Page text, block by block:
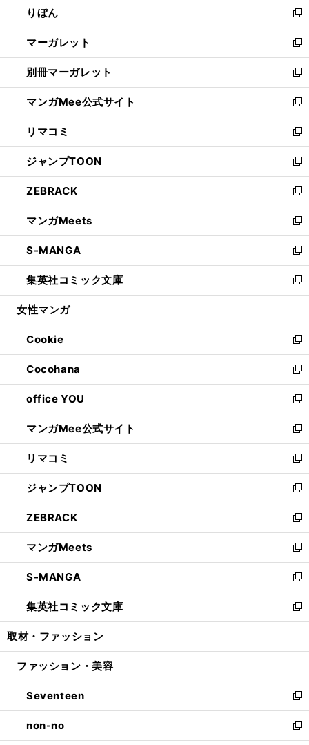
く
で
開
く
ド
ウ
で
開
く
ィ
ン
ド
ウ
で
開
く
りぼん
新
し
い
ウ
ィ
ン
ド
ウ
で
開
く
マーガレット
新
し
い
ウ
ィ
ン
ド
ウ
で
開
く
別冊マーガレット
新
し
い
ウ
ィ
ン
ド
ウ
で
開
く
マンガMee公式サイト
新
し
い
ウ
ィ
ン
ド
ウ
で
開
く
リマコミ
新
し
い
ウ
ィ
ン
ド
ウ
で
開
く
ジャンプTOON
新
し
い
ウ
ィ
ン
ド
ウ
で
開
ZEBRACK
新
し
い
ウ
ィ
ン
ド
ウ
開
く
マンガMeets
新
し
い
ウ
ィ
ン
ウ
で
開
く
S-MANGA
新
し
い
ウ
ン
ド
ウ
で
開
く
集英社コミック文庫
新
し
ウ
ィ
ン
ド
ウ
で
開
く
女性マンガ
Cookie
新
し
い
ウ
ィ
ン
ド
ウ
で
開
く
Cocohana
新
し
い
ウ
ィ
ン
ド
ウ
で
開
く
office YOU
新
し
い
ウ
ィ
ン
ド
ウ
で
開
く
マンガMee公式サイト
新
し
い
ウ
ィ
ン
ド
ウ
で
開
く
リマコミ
新
し
い
ウ
ィ
ン
ド
ウ
で
開
く
ジャンプTOON
新
し
い
ウ
ィ
ン
ド
ウ
で
開
ZEBRACK
新
し
い
ウ
ィ
ン
ド
ウ
開
マンガMeets
新
し
い
ウ
ィ
ン
ウ
開
く
S-MANGA
新
し
い
ウ
ン
ウ
で
開
く
集英社コミック文庫
新
し
ウ
ン
ド
ウ
で
開
取材・ファッション
ファッション・美容
Seventeen
新
し
い
ウ
non-no
新